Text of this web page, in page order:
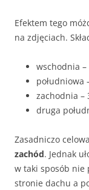
Efektem tego
na zdjęciach.
wschodnia –
południowa
zachodnia –
druga
Zasadniczo
zachód. Jednak
w taki sposób nie
stronie dachu a